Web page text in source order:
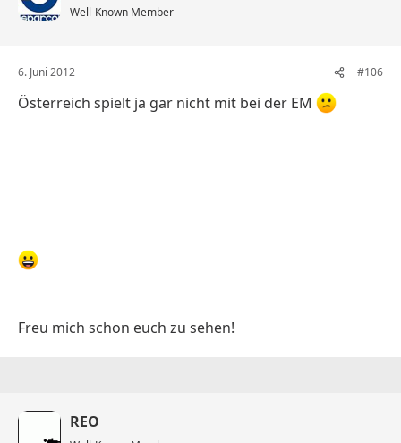
Well-Known Member
6. Juni 2012 #106
Österreich spielt ja gar nicht mit bei der EM
Freu mich schon euch zu sehen!
REO